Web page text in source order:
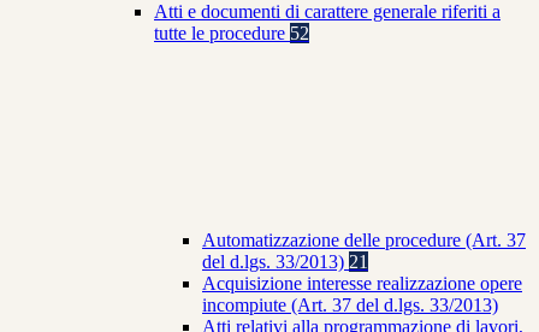
Atti e documenti di carattere generale riferiti a
tutte le procedure 52
Automatizzazione delle procedure (Art. 37
del d.lgs. 33/2013) 21
Acquisizione interesse realizzazione opere
incompiute (Art. 37 del d.lgs. 33/2013)
Atti relativi alla programmazione di lavori,